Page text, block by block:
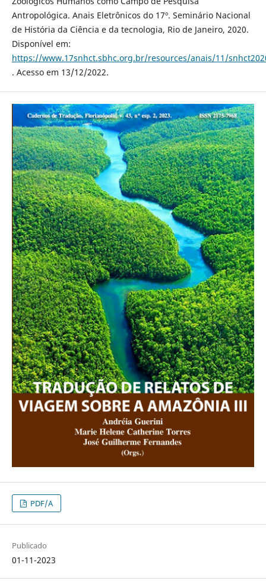
Antropológica. Anais Eletrônicos do 17º. Seminário Nacional
de História da Ciência e da tecnologia, Rio de Janeiro, 2020.
Disponível em:
https://www.17snhct.sbhc.org.br/resources/anais/11/
. Acesso em 13/12/2022.
PDF/A
Publicado
01-11-2023